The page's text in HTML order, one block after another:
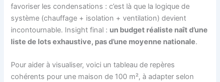
favoriser les condensations : c’est là que la logique de
système (chauffage + isolation + ventilation) devient
incontournable. Insight final : un budget réaliste naît d’une
liste de lots exhaustive, pas d’une moyenne nationale.
Pour aider à visualiser, voici un tableau de repères
cohérents pour une maison de 100 m², à adapter selon